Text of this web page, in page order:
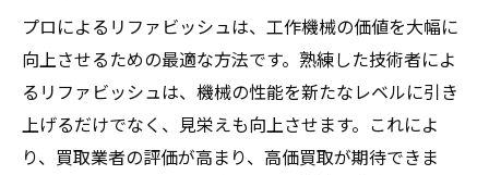
プロによるリファビッシュは、工作機械の価値を大幅に
向上させるための最適な方法です。熟練した技術者によ
るリファビッシュは、機械の性能を新たなレベルに引き
上げるだけでなく、見栄えも向上させます。これによ
り、買取業者の評価が高まり、高価買取が期待できま